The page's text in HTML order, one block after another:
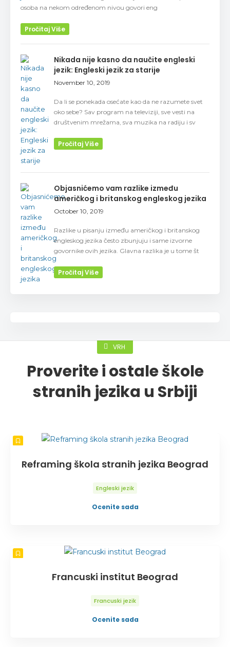
osoba na nekom određenom nivou govori eng
Pročitaj Više
Nikada nije kasno da naučite engleski
jezik: Engleski jezik za starije
November 10, 2019
Da li se ponekada osećate kao da ne razumete svet
oko sebe? Sav program na televiziji, sve vesti na
društvenim mrežama, sva muzika na radiju i sv
Pročitaj Više
Objasnićemo vam razlike između
američkog i britanskog engleskog jezika
October 10, 2019
Razlike u pisanju između američkog i britanskog
engleskog jezika često zbunjuju i same izvorne
govornike ovih jezika. Glavna razlika je u tome št
Pročitaj Više
VRH
Proverite i ostale škole
stranih jezika u Srbiji
Reframing škola stranih jezika Beograd
Engleski jezik
Ocenite sada
Francuski institut Beograd
Francuski jezik
Ocenite sada